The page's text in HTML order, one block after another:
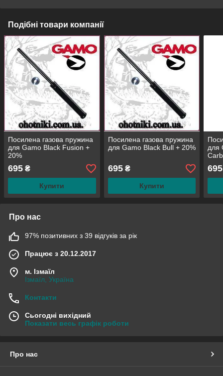
Подібні товари компанії
Посилена газова пружина
для Gamo Black Fusion +
20%
695 ₴
Купити
Посилена газова пружина
для Gamo Black Bull + 20%
695₴
Купити
для
695
Про нас
97% позитивних з 39 відгуків за рік
Працює з 20.12.2017
м. Ізмаїл
Ізмаїл, Україна
Контакти
Сьогодні вихідний
Показати весь графік роботи
Про нас